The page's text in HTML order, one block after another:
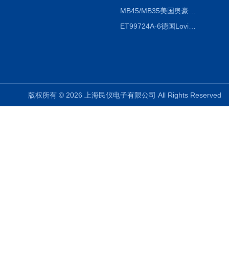
MB45/MB35美国奥豪斯OHAUS MB45/MB35卤素红外水分测定仪
ET99724A-6德国Lovibond ET99724A-6微电脑BOD测定仪
版权所有 © 2026 上海民仪电子有限公司 All Rights